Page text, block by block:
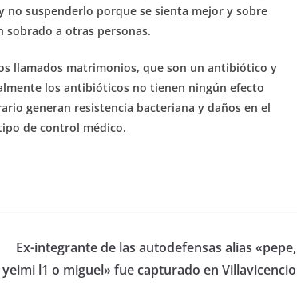
suspenderlo porque se sienta mejor y sobre
a otras personas.
llamados matrimonios, que son un antibiótico y
los antibióticos no tienen ningún efecto
generan resistencia bacteriana y daños en el
de control médico.
Ex-integrante de las autodefensas alias «pepe,
yeimi l1 o miguel» fue capturado en Villavicencio